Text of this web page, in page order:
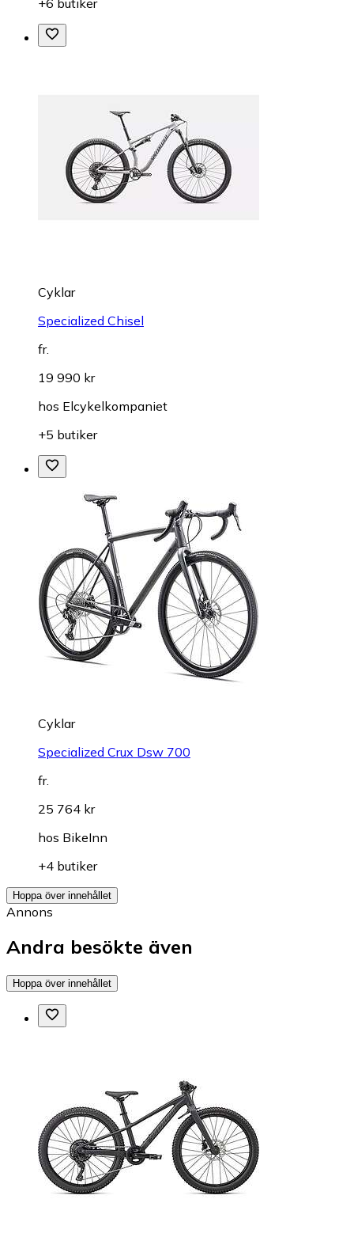
Cyklar
Specialized Chisel
fr.
19 990 kr
hos Elcykelkompaniet
+5 butiker
Cyklar
Specialized Crux Dsw 700
fr.
25 764 kr
hos BikeInn
+4 butiker
Hoppa över innehållet
Annons
Andra besökte även
Hoppa över innehållet